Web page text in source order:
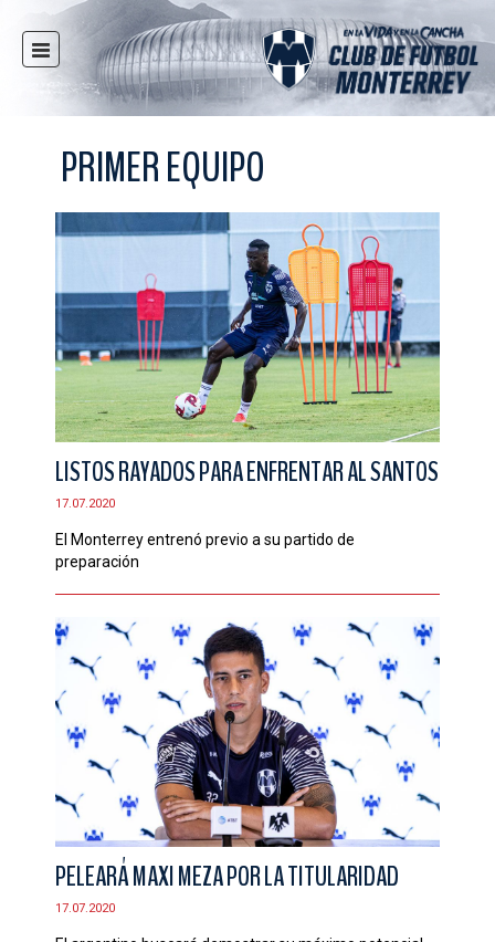
INICIO
NOTICIAS
RAYADOS
FUERZAS BÁSICAS
RESPONSABILIDAD SOCIAL
TAQUILLA
TIENDA
ESTADIO
PRENSA
CONTACTO
PRIMER EQUIPO
LISTOS RAYADOS PARA ENFRENTAR AL SANTOS
17.07.2020
El Monterrey entrenó previo a su partido de
preparación
PELEARÁ MAXI MEZA POR LA TITULARIDAD
17.07.2020